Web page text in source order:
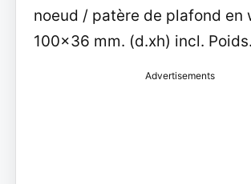
noeud / patère de plafond en
100x36 mm. (d.xh) incl.
Advertisements